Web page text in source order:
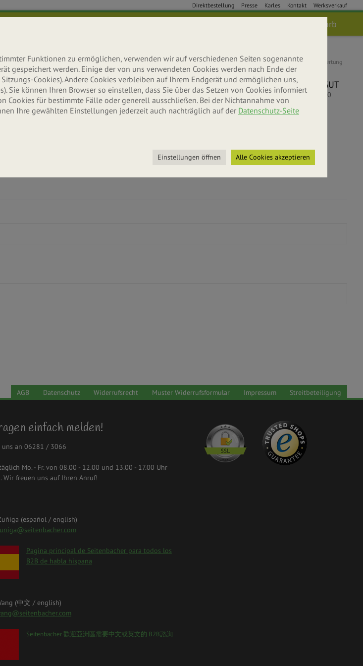
Direktbestellung Presse Karles Kontakt Werksverkauf
Warenkorb
Kundenbewertung
SEHR GUT
5.00
AGB Datenschutz Widerrufsrecht Muster Widerrufsformular Impressum Streitbeteiligung
einfach melden!
uns an 06281 / 3066
Mo. - Fr. von 08.00 - 12.00 und 13.00 - 17.00 Uhr
Wir freuen uns auf Ihren Anruf!
(español / english)
Pagina principal de Seitenbacher para todos los
B2B de habla hispana
(中⽂ / english)
Seitenbacher 歡迎亞洲區需要中⽂或英⽂的 B2B諮詢
Funktionen zu ermöglichen, verwenden wir auf verschiedenen Seiten sogenannte
gespeichert werden. Einige der von uns verwendeten Cookies werden nach Ende der
Cookies). Andere Cookies verbleiben auf Ihrem Endgerät und ermöglichen uns,
Sie können Ihren Browser so einstellen, dass Sie über das Setzen von Cookies informiert
Cookies für bestimmte Fälle oder generell ausschließen. Bei der Nichtannahme von
Ihre gewählten Einstellungen jederzeit auch nachträglich auf der Datenschutz-Seite
Alle Cookies akzeptieren
Einstellungen öffnen